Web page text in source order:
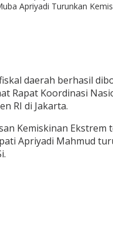
Apriyadi Turunkan
daerah berhasil
Rapat Koordinasi
RI di Jakarta.
Kemiskinan
Apriyadi Mahmud